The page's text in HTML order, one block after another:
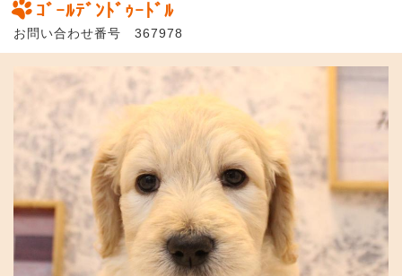
ｺﾞｰﾙﾃﾞﾝﾄﾞｩｰﾄﾞﾙ
お問い合わせ番号 367978